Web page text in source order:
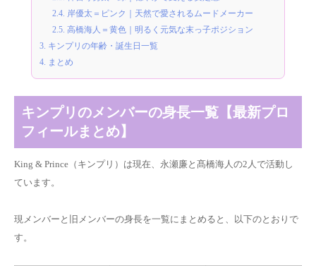
2.4. 岸優太＝ピンク｜天然で愛されるムードメーカー
2.5. 高橋海人＝黄色｜明るく元気な末っ子ポジション
3. キンプリの年齢・誕生日一覧
4. まとめ
キンプリのメンバーの身長一覧【最新プロ
フィールまとめ】
King & Prince（キンプリ）は現在、永瀬廉と髙橋海人の2人で活動し
ています。
現メンバーと旧メンバーの身長を一覧にまとめると、以下のとおりで
す。